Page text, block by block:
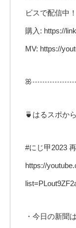
ビスで配信中！
購入: https://
MV: https://
🍵はるスポか
#にじ甲2023
https://
・今日の新聞